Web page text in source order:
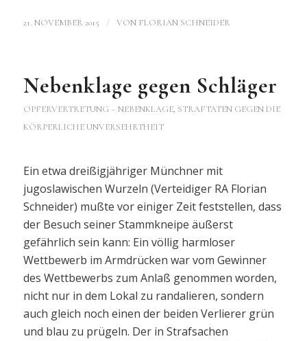
21. NOVEMBER 2015 / VON FLORIAN SCHNEIDER
Nebenklage gegen Schläger
OPFERVERTRETUNG – NEBENKLAGE, STRAFTATEN GEGEN DIE
KÖRPERLICHE UNVERSEHRTHEIT
Ein etwa dreißigjähriger Münchner mit
jugoslawischen Wurzeln (Verteidiger RA Florian
Schneider) mußte vor einiger Zeit feststellen, dass
der Besuch seiner Stammkneipe äußerst
gefährlich sein kann: Ein völlig harmloser
Wettbewerb im Armdrücken war vom Gewinner
des Wettbewerbs zum Anlaß genommen worden,
nicht nur in dem Lokal zu randalieren, sondern
auch gleich noch einen der beiden Verlierer grün
und blau zu prügeln. Der in Strafsachen